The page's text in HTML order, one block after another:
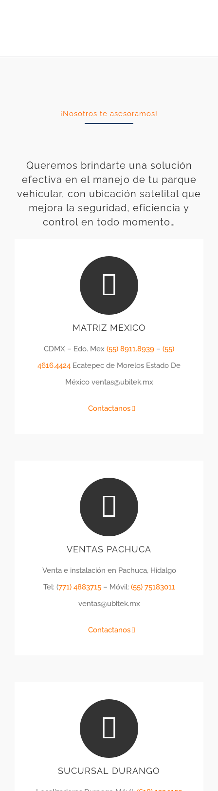
¡Nosotros te asesoramos!
Queremos brindarte una solución
efectiva en el manejo de tu parque
vehicular, con ubicación satelital que
mejora la seguridad, eficiencia y
control en todo momento…
MATRIZ MEXICO
CDMX – Edo. Mex (55) 8911.8939 – (55)
4616.4424 Ecatepec de Morelos Estado De
México ventas@ubitek.mx
Contactanos
VENTAS PACHUCA
Venta e instalación en Pachuca, Hidalgo
Tel: (771) 4883715– Móvil: (55) 75183011
ventas@ubitek.mx
Contactanos
SUCURSAL DURANGO